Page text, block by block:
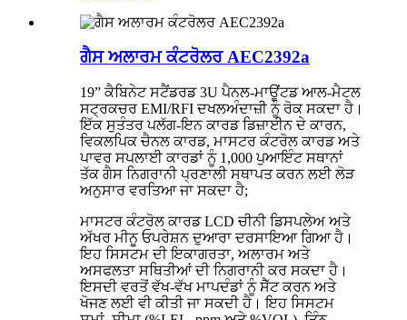
ਗੈਸ ਅਲਾਰਮ ਕੰਟਰੋਲਰ AEC2392a
19” ਕੈਬਿਨੇਟ ਸਟੈਂਡਰਡ 3U ਪੈਨਲ-ਮਾਊਂਟਡ ਆਲ-ਮੈਟਲ
ਸਟ੍ਰਕਚਰ EMI/RFI ਦਖਲਅੰਦਾਜ਼ੀ ਨੂੰ ਰੋਕ ਸਕਦਾ ਹੈ।
ਇੱਕ ਸੁਤੰਤਰ ਪਲੱਗ-ਇਨ ਕਾਰਡ ਡਿਜ਼ਾਈਨ ਦੇ ਕਾਰਨ,
ਵਿਕਲਪਿਕ ਚੈਨਲ ਕਾਰਡ, ਮਾਸਟਰ ਕੰਟਰੋਲ ਕਾਰਡ ਅਤੇ
ਪਾਵਰ ਸਪਲਾਈ ਕਾਰਡਾਂ ਨੂੰ 1,000 ਪੁਆਇੰਟ ਸਥਾਨਾਂ
ਤੱਕ ਗੈਸ ਨਿਗਰਾਨੀ ਪ੍ਰਣਾਲੀ ਸਥਾਪਤ ਕਰਨ ਲਈ ਲੋੜ
ਅਨੁਸਾਰ ਵਰਤਿਆ ਜਾ ਸਕਦਾ ਹੈ;
ਮਾਸਟਰ ਕੰਟਰੋਲ ਕਾਰਡ LCD ਚੀਨੀ ਡਿਸਪਲੇਅ ਅਤੇ
ਅੱਖਰ ਮੀਨੂ ਓਪਰੇਸ਼ਨ ਦੁਆਰਾ ਦਰਸਾਇਆ ਗਿਆ ਹੈ।
ਇਹ ਸਿਸਟਮ ਦੀ ਇਕਾਗਰਤਾ, ਅਲਾਰਮ ਅਤੇ
ਅਸਫਲਤਾ ਸਥਿਤੀਆਂ ਦੀ ਨਿਗਰਾਨੀ ਕਰ ਸਕਦਾ ਹੈ।
ਇਸਦੀ ਵਰਤੋਂ ਵੱਖ-ਵੱਖ ਮਾਪਦੰਡਾਂ ਨੂੰ ਸੈੱਟ ਕਰਨ ਅਤੇ
ਖੋਜਣ ਲਈ ਵੀ ਕੀਤੀ ਜਾ ਸਕਦੀ ਹੈ। ਇਹ ਸਿਸਟਮ